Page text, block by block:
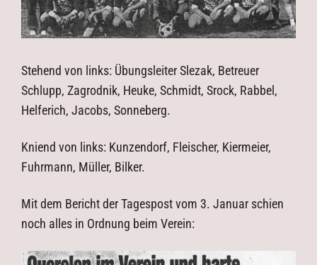
Stehend von links: Übungsleiter Slezak, Betreuer
Schlupp, Zagrodnik, Heuke, Schmidt, Srock, Rabbel,
Helferich, Jacobs, Sonneberg.
Kniend von links: Kunzendorf, Fleischer, Kiermeier,
Fuhrmann, Müller, Bilker.
Mit dem Bericht der Tagespost vom 3. Januar schien
noch alles in Ordnung beim Verein: